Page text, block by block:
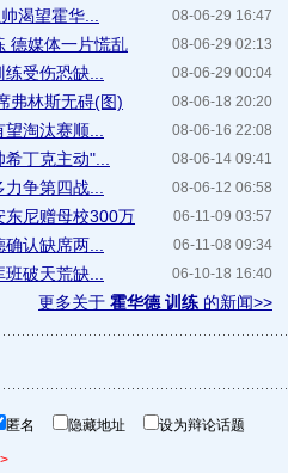
08-06-29 16:47
渴望霍华...
08-06-29 02:13
德媒体一片慌乱
08-06-29 00:04
受伤恐缺...
08-06-18 20:20
弗林斯无碍(图)
08-06-16 22:08
淘汰赛顺...
08-06-14 09:41
丁克主动"...
08-06-12 06:58
争第四战...
06-11-09 03:57
东尼赠母校300万
06-11-08 09:34
认缺席两...
06-10-18 16:40
破天荒缺...
更多关于 霍华德 训练 的新闻>>
匿名 隐藏地址 设为辩论话题